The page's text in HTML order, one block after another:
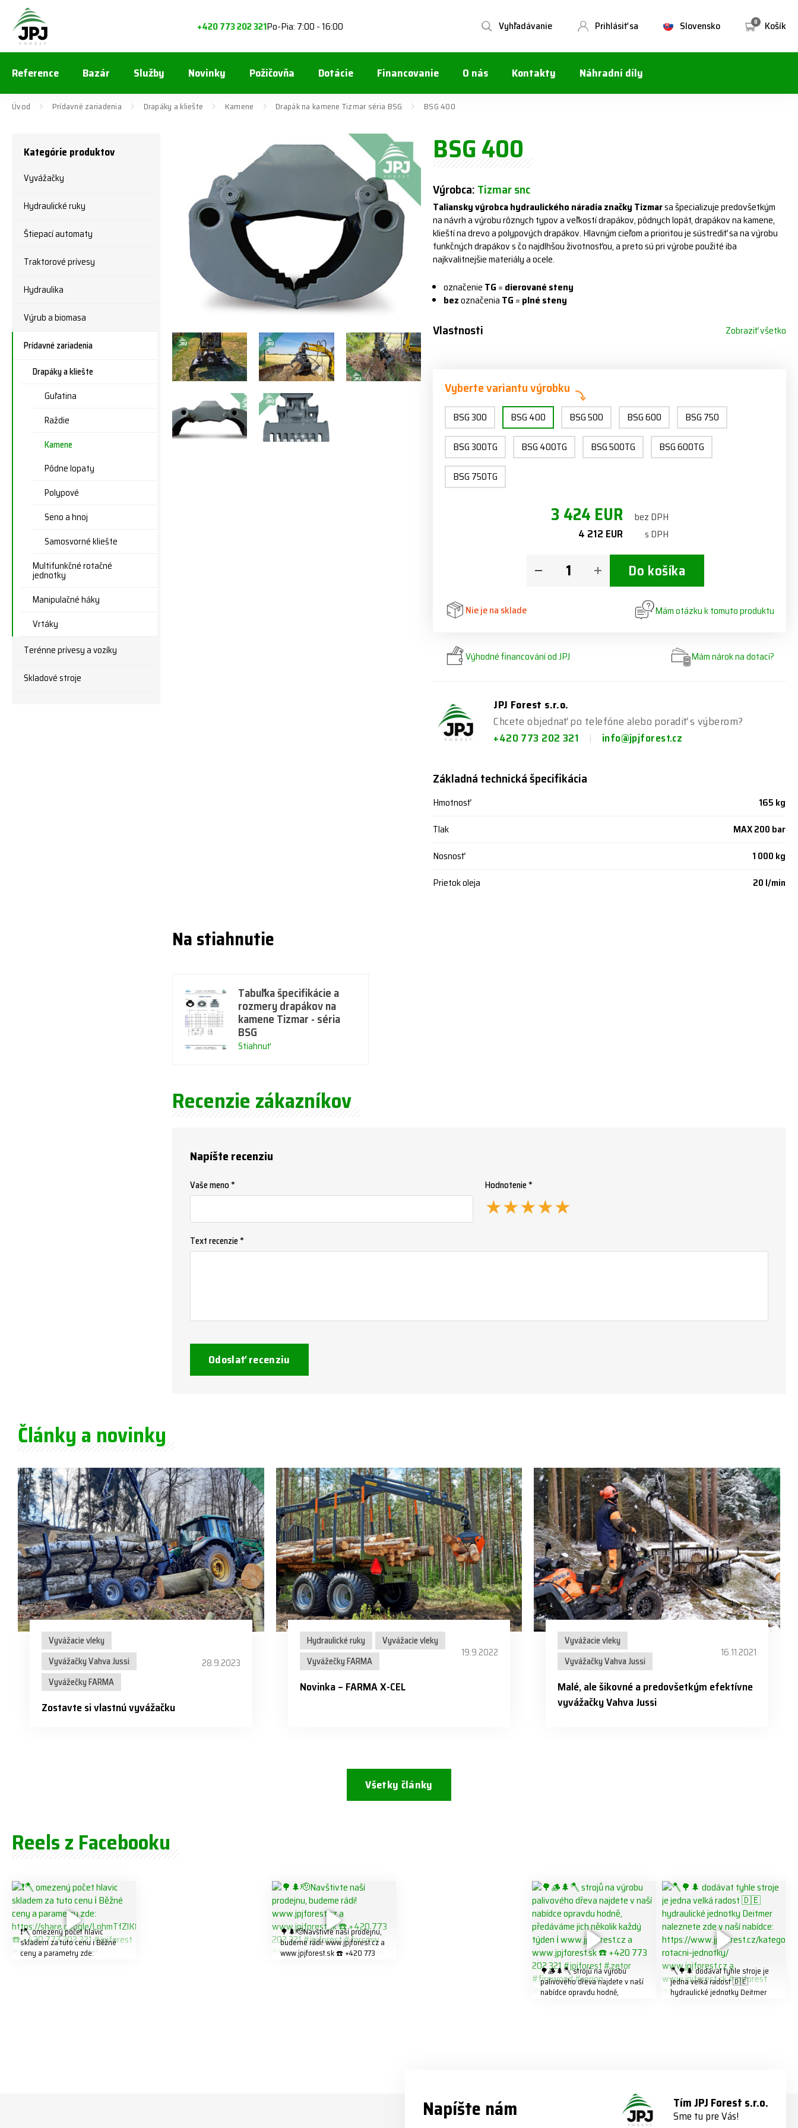
+420 773 202 321Po-Pia: 7:00 - 16:00 0 Košík
Slovensko
Prihlásiť sa
Vyhľadávanie
Reference Bazár Služby Novinky Požičovňa Dotácie Financovanie O nás Kontakty Náhradní díly
Úvod Prídavné zariadenia Drapáky a kliešte Kamene Drapák na kamene Tizmar séria BSG BSG 400
Kategórie produktov
Vyvážačky
Hydraulické ruky
Štiepací automaty
Traktorové prívesy
Hydraulika
Výrub a biomasa
Prídavné zariadenia
Drapáky a kliešte
Guľatina
Raždie
Kamene
Pôdne lopaty
Polypové
Seno a hnoj
Samosvorné kliešte
Multifunkčné rotačné
jednotky
Manipulačné háky
Vrtáky
Terénne prívesy a vozíky
Skladové stroje
BSG 400
Výrobca:Tizmar snc
Taliansky výrobca hydraulického náradia značky Tizmarsa špecializuje predovšetkým
na návrh a výrobu rôznych typov a veľkostí drapákov, pôdnych lopát, drapákov na kamene,
klieští na drevo a polypových drapákov. Hlavným cieľom a prioritou je sústrediť sa na výrobu
funkčných drapákov s čo najdlhšou životnosťou, a preto sú pri výrobe použité iba
najkvalitnejšie materiály a ocele.
označenie TG = dierované steny
bezoznačenia TG = plné steny
Vlastnosti Zobraziť všetko
Vyberte variantu výrobku
BSG 300 BSG 400 BSG 500 BSG 600
BSG 750
BSG 300TG
BSG 400TG BSG 500TG
BSG 600TG
BSG 750TG
3 424 EUR bez DPH
4 212 EUR s DPH
Do košíka
Nie je na sklade Mám otázku k tomuto produktu
Výhodné financování od JPJ Mám nárok na dotaci?
JPJ Forest s.r.o.
Chcete objednať po telefóne alebo poradiť s výberom?
+420 773 202 321
info@jpjforest.cz
Základná technická špecifikácia
Hmotnosť
165 kg
Tlak
MAX 200 bar
Nosnosť
1 000 kg
Prietok oleja
20 l/min
Na stiahnutie
Tabuľka špecifikácie a
rozmery drapákov na
kamene Tizmar - séria
BSG
Stiahnuť
Recenzie zákazníkov
Napíšte recenziu
Vaše meno * Hodnotenie *
★
★
★
★
★
Text recenzie *
Odoslať recenziu
Články a novinky
Vyvážacie vleky
Vyvážačky Vahva Jussi
Vyvážečky FARMA
28.9.2023
Zostavte si vlastnú vyvážačku
Hydraulické ruky
Vyvážacie vleky
Vyvážečky FARMA
19.9.2022
Novinka – FARMA X-CEL
Vyvážacie vleky
Vyvážačky Vahva Jussi
16.11.2021
Malé, ale šikovné a predovšetkým efektívne
vyvážačky Vahva Jussi
Všetky články
Reels z Facebooku
❗️🪓 omezený počet hlavic
skladem za tuto cenu ℹ️ Běžné
ceny a parametry zde:
🌳🌲🫡Navštivte naší prodejnu,
budeme rádi! www.jpjforest.cz a
www.jpjforest.sk ☎️ +420 773
🌳🪵🌲🪓 strojů na výrobu
palivového dřeva najdete v naší
nabídce opravdu hodně,
🪓🌳🌲 dodávat tyhle stroje je
jedna velká radost 🇩🇪
hydraulické jednotky Deitmer
Napíšte nám Tím JPJ Forest s.r.o.
Sme tu pre Vás!